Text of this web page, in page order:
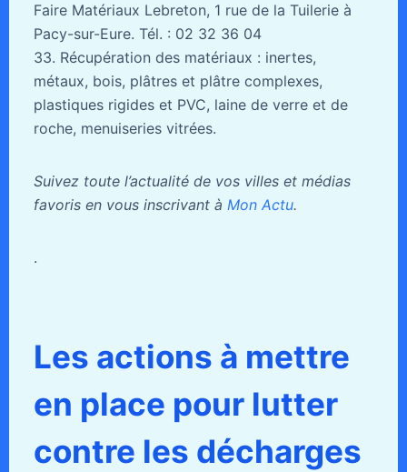
Faire Matériaux Lebreton, 1 rue de la Tuilerie à
Pacy-sur-Eure. Tél. : 02 32 36 04
33. Récupération des matériaux : inertes,
métaux, bois, plâtres et plâtre complexes,
plastiques rigides et PVC, laine de verre et de
roche, menuiseries vitrées.
Suivez toute l’actualité de vos villes et médias
favoris en vous inscrivant à Mon Actu.
.
Les actions à mettre
en place pour lutter
contre les décharges